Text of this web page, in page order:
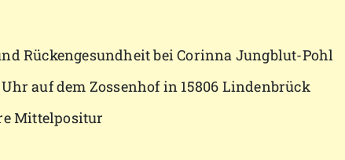
Rückengesundheit bei Corinna Jungblut-Pohl
Uhr auf dem Zossenhof in 15806 Lindenbrück
Mittelpositur